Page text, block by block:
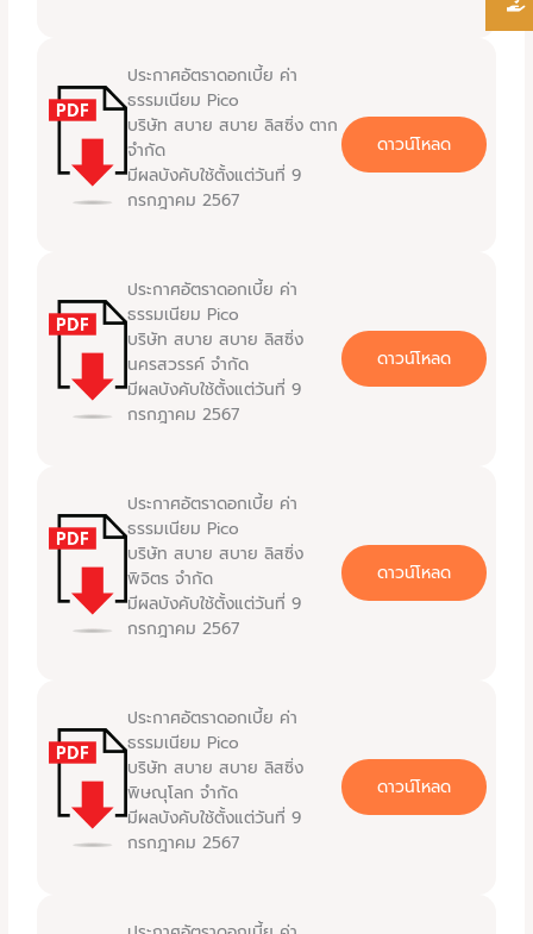
ประกาศอัตราดอกเบี้ย ค่า
ธรรมเนียม Pico
บริษัท สบาย สบาย ลิสซิ่ง ตาก
จำกัด
มีผลบังคับใช้ตั้งแต่วันที่ 9
กรกฎาคม 2567
ดาวน์โหลด
ประกาศอัตราดอกเบี้ย ค่า
ธรรมเนียม Pico
บริษัท สบาย สบาย ลิสซิ่ง
นครสวรรค์ จำกัด
มีผลบังคับใช้ตั้งแต่วันที่ 9
กรกฎาคม 2567
ดาวน์โหลด
ประกาศอัตราดอกเบี้ย ค่า
ธรรมเนียม Pico
บริษัท สบาย สบาย ลิสซิ่ง
พิจิตร จำกัด
มีผลบังคับใช้ตั้งแต่วันที่ 9
กรกฎาคม 2567
ดาวน์โหลด
ประกาศอัตราดอกเบี้ย ค่า
ธรรมเนียม Pico
บริษัท สบาย สบาย ลิสซิ่ง
พิษณุโลก จำกัด
มีผลบังคับใช้ตั้งแต่วันที่ 9
กรกฎาคม 2567
ดาวน์โหลด